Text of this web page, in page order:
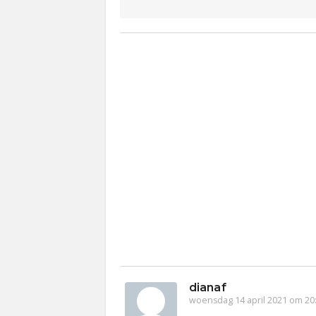
dianaf
woensdag 14 april 2021 om